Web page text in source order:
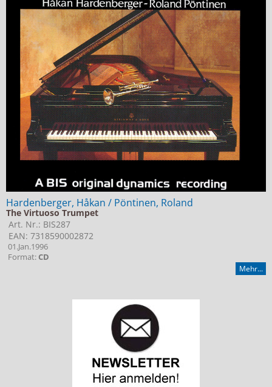
Hardenberger, Håkan / Pöntinen, Roland
The Virtuoso Trumpet
Art. Nr.: BIS287
EAN: 7318590002872
01.Jan.1996
Format:CD
Mehr...